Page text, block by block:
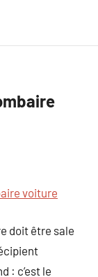
voiture
doit être sale
: c’est le